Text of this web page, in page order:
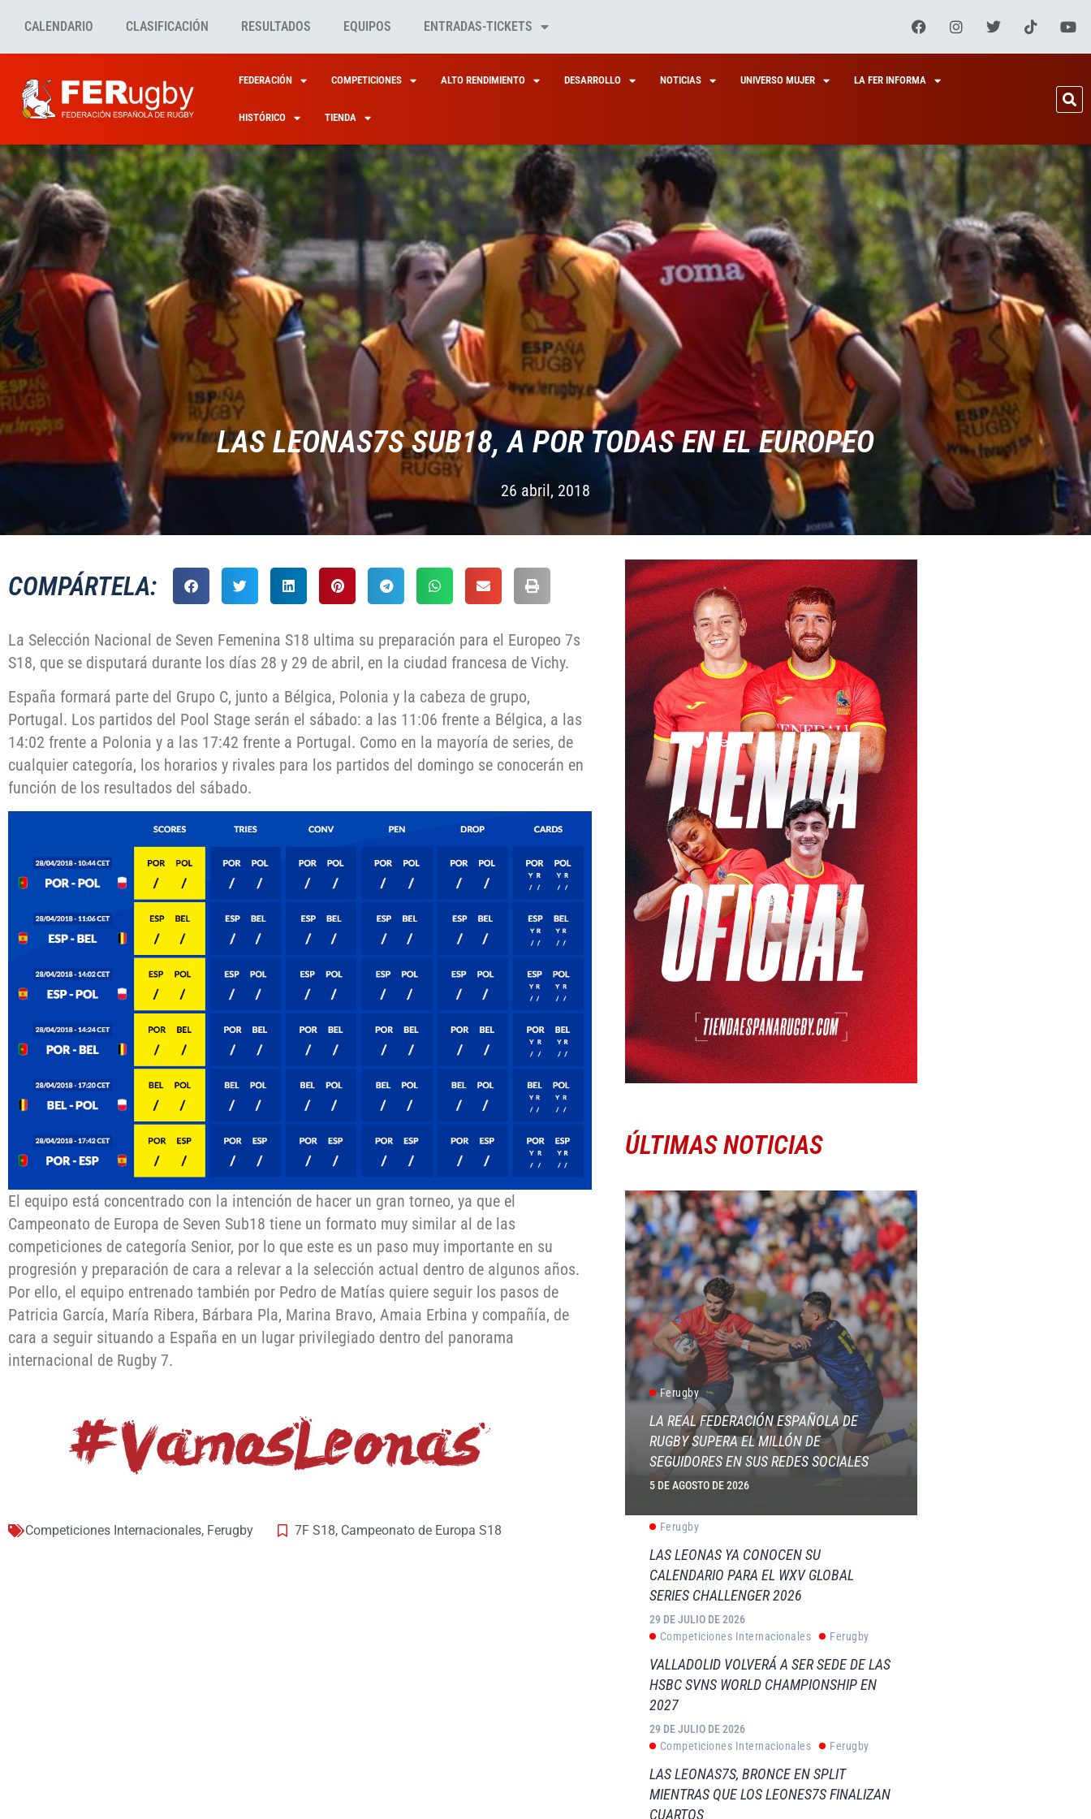
CALENDARIO CLASIFICACIÓN RESULTADOS EQUIPOS ENTRADAS-TICKETS
FEDERACIÓN COMPETICIONES ALTO RENDIMIENTO DESARROLLO NOTICIAS UNIVERSO MUJER LA FER INFORMA
HISTÓRICO TIENDA
LAS LEONAS7S SUB18, A POR TODAS EN EL EUROPEO
26 abril, 2018
COMPÁRTELA:
La Selección Nacional de Seven Femenina S18 ultima su preparación para el Europeo 7s
S18, que se disputará durante los días 28 y 29 de abril, en la ciudad francesa de Vichy.
España formará parte del Grupo C, junto a Bélgica, Polonia y la cabeza de grupo,
Portugal. Los partidos del Pool Stage serán el sábado: a las 11:06 frente a Bélgica, a las
14:02 frente a Polonia y a las 17:42 frente a Portugal. Como en la mayoría de series, de
cualquier categoría, los horarios y rivales para los partidos del domingo se conocerán en
función de los resultados del sábado.
El equipo está concentrado con la intención de hacer un gran torneo, ya que el
Campeonato de Europa de Seven Sub18 tiene un formato muy similar al de las
competiciones de categoría Senior, por lo que este es un paso muy importante en su
progresión y preparación de cara a relevar a la selección actual dentro de algunos años.
Por ello, el equipo entrenado también por Pedro de Matías quiere seguir los pasos de
Patricia García, María Ribera, Bárbara Pla, Marina Bravo, Amaia Erbina y compañía, de
cara a seguir situando a España en un lugar privilegiado dentro del panorama
internacional de Rugby 7.
Competiciones Internacionales, Ferugby 7F S18, Campeonato de Europa S18
ÚLTIMAS NOTICIAS
Ferugby
LA REAL FEDERACIÓN ESPAÑOLA DE
RUGBY SUPERA EL MILLÓN DE
SEGUIDORES EN SUS REDES SOCIALES
5 DE AGOSTO DE 2026
Ferugby
LAS LEONAS YA CONOCEN SU
CALENDARIO PARA EL WXV GLOBAL
SERIES CHALLENGER 2026
29 DE JULIO DE 2026
Competiciones Internacionales
Ferugby
VALLADOLID VOLVERÁ A SER SEDE DE LAS
HSBC SVNS WORLD CHAMPIONSHIP EN
2027
29 DE JULIO DE 2026
Competiciones Internacionales
Ferugby
LAS LEONAS7S, BRONCE EN SPLIT
MIENTRAS QUE LOS LEONES7S FINALIZAN
CUARTOS